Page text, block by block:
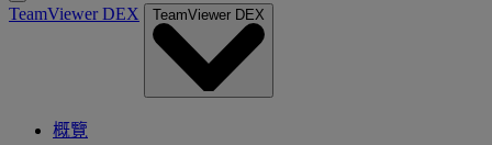
TeamViewer DEX TeamViewer DEX
概覽